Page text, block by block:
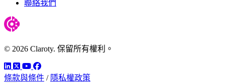
聯絡我們
© 2026 Claroty. 保留所有權利。
LinkedIn
TwitterYouTube
Facebook
條款與條件 / 隱私權政策